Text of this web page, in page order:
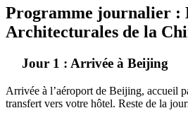
Programme journalier :
Architecturales de la
Jour 1 : Arrivée à Beijing
Arrivée à l’aéroport de Beijing, accueil
transfert vers votre hôtel. Reste de la